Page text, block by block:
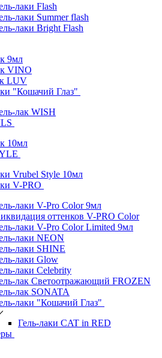
лаки Flash
лаки Summer flash
лаки Bright Flash
9мл
VINO
LUV
"Кошачий Глаз"
лак WISH
10мл
Vrubel Style 10мл
V-PRO
лаки V-Pro Color 9мл
оттенков V-PRO Color
лаки V-Pro Color Limited 9мл
лаки NEON
лаки SHINE
лаки Glow
лаки Celebrity
лак Светоотражающий FROZEN
лак SONATA
лаки "Кошачий Глаз"
Гель-лаки CAT in RED